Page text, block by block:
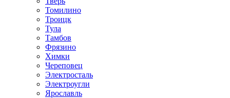
Томилино
Троицк
Тула
Тамбов
Фрязино
Химки
Череповец
Электросталь
Электроугли
Ярославль